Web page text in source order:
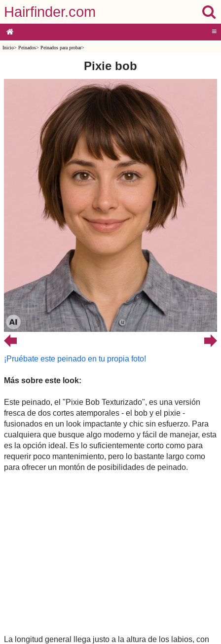
Hairfinder.com
≡
Inicio> Peinados> Peinados para probar>
Pixie bob
¡Pruébate este peinado en tu propia foto!
Más sobre este look:
Este peinado, el "Pixie Bob Texturizado", es una versión
fresca de dos cortes atemporales - el bob y el pixie -
fusionados en un look impactante y chic sin esfuerzo. Para
cualquiera que busque algo moderno y fácil de manejar, esta
es la opción ideal. Es lo suficientemente corto como para
requerir poco mantenimiento, pero lo bastante largo como
para ofrecer un montón de posibilidades de peinado.
La longitud general llega justo a la altura de los labios, con